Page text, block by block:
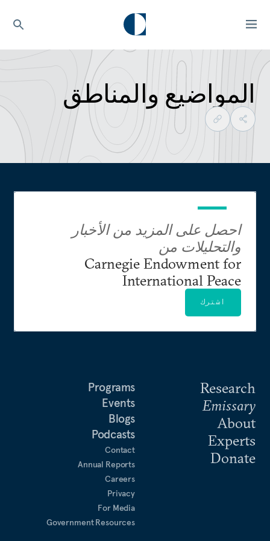
المواضيع والمناطق
Research
Emissary
About
Experts
Donate
Programs
Events
Blogs
Podcasts
Contact
Annual Reports
Careers
Privacy
For Media
Government Resources
احصل على المزيد من الأخبار
والتحليلات من
Carnegie Endowment for
International Peace
اشترك